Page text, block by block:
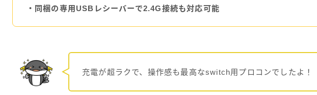
・同梱の専用USBレシーバーで2.4G接続も対応可能
充電が超ラクで、操作感も最高なswitch用プロコンでしたよ！